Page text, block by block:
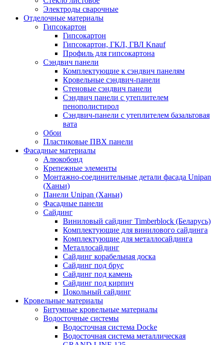
Электроды сварочные
Отделочные материалы
Гипсокартон
Гипсокартон
Гипсокартон, ГКЛ, ГВЛ Knauf
Профиль для гипсокартона
Сэндвич панели
Комплектующие к сэндвич панелям
Кровельные сэндвич-панели
Стеновые сэндвич панели
Сэндвич панели с утеплителем
пенополистирол
Сэндвич-панели с утеплителем базальтовая
вата
Обои
Пластиковые ПВХ панели
Фасадные материалы
Алюкобонд
Крепежные элементы
Монтажно-соединительные детали фасада Unipan
(Ханьи)
Панели Unipan (Ханьи)
Фасадные панели
Сайдинг
Виниловый сайдинг Timberblock (Беларусь)
Комплектующие для винилового сайдинга
Комплектующие для металлосайдинга
Металлосайдинг
Сайдинг корабельная доска
Сайдинг под брус
Сайдинг под камень
Сайдинг под кирпич
Цокольный сайдинг
Кровельные материалы
Битумные кровельные материалы
Водосточные системы
Водосточная система Docke
Водосточная система металлическая